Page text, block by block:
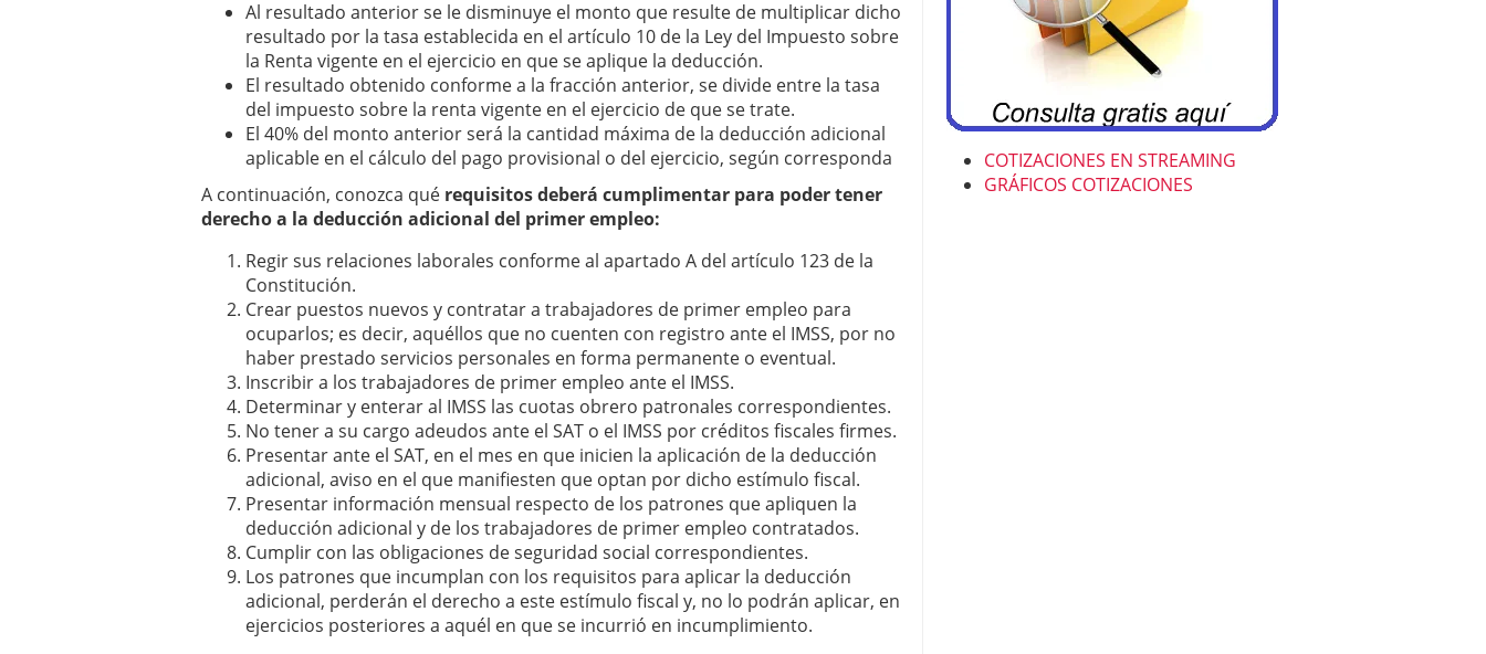
Al resultado anterior se le disminuye el monto que resulte de multiplicar dicho
resultado por la tasa establecida en el artículo 10 de la Ley del Impuesto sobre
la Renta vigente en el ejercicio en que se aplique la deducción.
El resultado obtenido conforme a la fracción anterior, se divide entre la tasa
del impuesto sobre la renta vigente en el ejercicio de que se trate.
El 40% del monto anterior será la cantidad máxima de la deducción adicional
aplicable en el cálculo del pago provisional o del ejercicio, según corresponda
A continuación, conozca qué requisitos deberá cumplimentar para poder tener
derecho a la deducción adicional del primer empleo:
Regir sus relaciones laborales conforme al apartado A del artículo 123 de la
Constitución.
Crear puestos nuevos y contratar a trabajadores de primer empleo para
ocuparlos; es decir, aquéllos que no cuenten con registro ante el IMSS, por no
haber prestado servicios personales en forma permanente o eventual.
Inscribir a los trabajadores de primer empleo ante el IMSS.
Determinar y enterar al IMSS las cuotas obrero patronales correspondientes.
No tener a su cargo adeudos ante el SAT o el IMSS por créditos fiscales firmes.
Presentar ante el SAT, en el mes en que inicien la aplicación de la deducción
adicional, aviso en el que manifiesten que optan por dicho estímulo fiscal.
Presentar información mensual respecto de los patrones que apliquen la
deducción adicional y de los trabajadores de primer empleo contratados.
Cumplir con las obligaciones de seguridad social correspondientes.
Los patrones que incumplan con los requisitos para aplicar la deducción
adicional, perderán el derecho a este estímulo fiscal y, no lo podrán aplicar, en
ejercicios posteriores a aquél en que se incurrió en incumplimiento.
COTIZACIONES EN STREAMING
GRÁFICOS COTIZACIONES